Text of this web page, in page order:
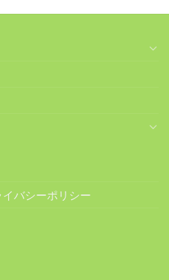
バシーポリシー